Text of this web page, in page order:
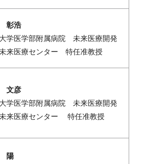
彰浩
学医学部附属病院 未来医療開発
来医療センター 特任准教授
文彦
学医学部附属病院 未来医療開発
来医療センター 特任准教授
陽